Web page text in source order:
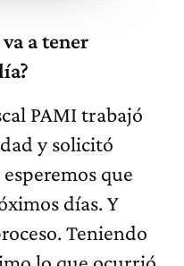
a tener
PAMI trabajó
y solicitó
que
días. Y
Teniendo